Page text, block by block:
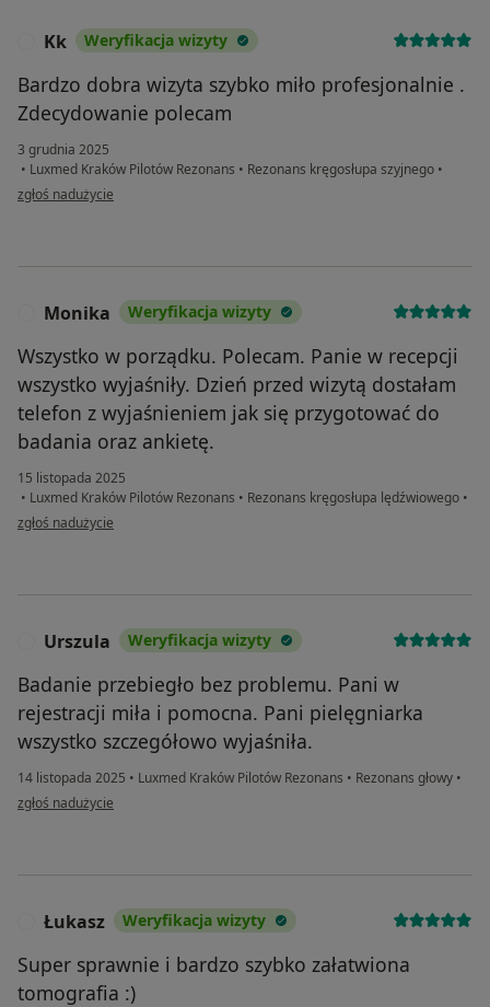
Kk Weryfikacja wizyty
Bardzo dobra wizyta szybko miło profesjonalnie .
Zdecydowanie polecam
3 grudnia 2025
• Luxmed Kraków Pilotów Rezonans • Rezonans kręgosłupa szyjnego •
w opinii użytkownika Kk
zgłoś nadużycie
Monika Weryfikacja wizyty
Wszystko w porządku. Polecam. Panie w recepcji
wszystko wyjaśniły. Dzień przed wizytą dostałam
telefon z wyjaśnieniem jak się przygotować do
badania oraz ankietę.
15 listopada 2025
• Luxmed Kraków Pilotów Rezonans • Rezonans kręgosłupa lędźwiowego •
w opinii użytkownika Monika
zgłoś nadużycie
Urszula Weryfikacja wizyty
Badanie przebiegło bez problemu. Pani w
rejestracji miła i pomocna. Pani pielęgniarka
wszystko szczegółowo wyjaśniła.
14 listopada 2025 • Luxmed Kraków Pilotów Rezonans • Rezonans głowy •
w opinii użytkownika Urszula
zgłoś nadużycie
Łukasz Weryfikacja wizyty
Super sprawnie i bardzo szybko załatwiona
tomografia :)